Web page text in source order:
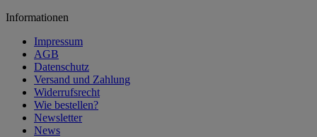
Informationen
Impressum
AGB
Datenschutz
Versand und Zahlung
Widerrufsrecht
Wie bestellen?
Newsletter
News